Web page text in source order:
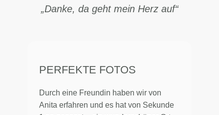
„Danke, da geht mein Herz auf“
PERFEKTE FOTOS
Durch eine Freundin haben wir von
Anita erfahren und es hat von Sekunde